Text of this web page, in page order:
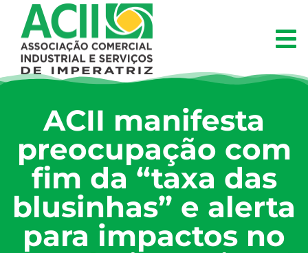
ACII manifesta
preocupação com
fim da “taxa das
blusinhas” e alerta
para impactos no